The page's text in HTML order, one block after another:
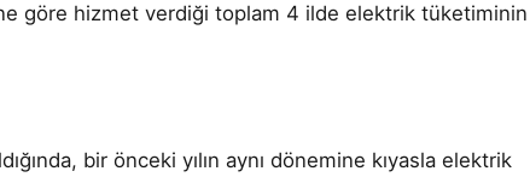
göre hizmet verdiği toplam 4 ilde elektrik tüketiminin
bir önceki yılın aynı dönemine kıyasla elektrik